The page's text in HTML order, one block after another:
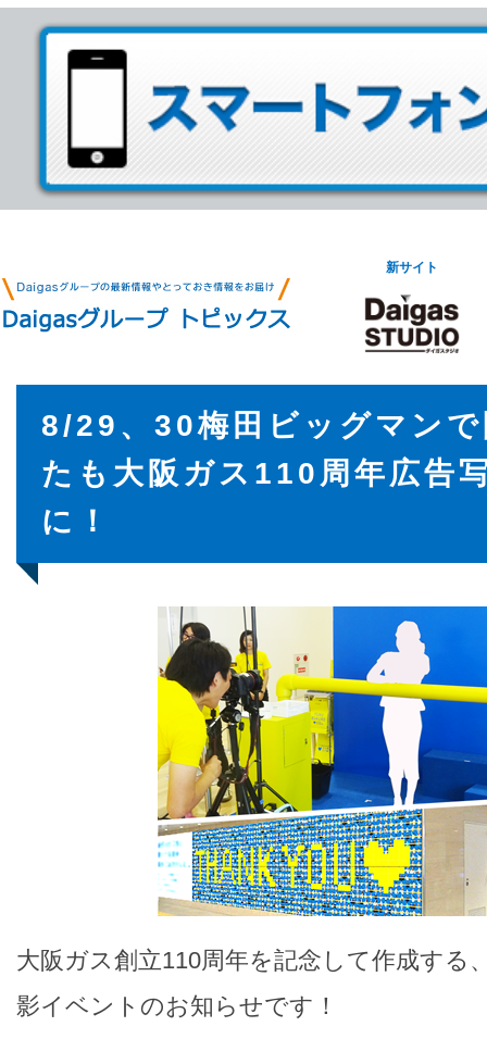
新サイト
8/29、30梅田ビッグマン
たも大阪ガス110周年広告
に！
大阪ガス創立110周年を記念して作成する
影イベントのお知らせです！